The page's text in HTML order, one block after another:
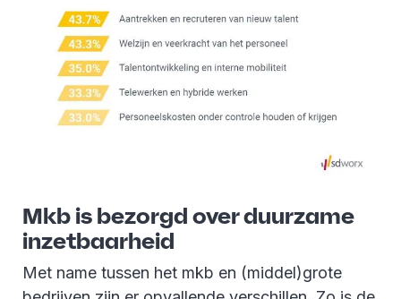
Mkb is bezorgd over duurzame
inzetbaarheid
Met name tussen het mkb en (middel)grote